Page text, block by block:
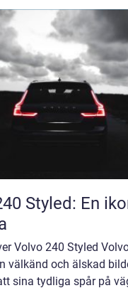
Styled: En
Volvo 240 Styled
välkänd och älskad
sina tydliga spår på